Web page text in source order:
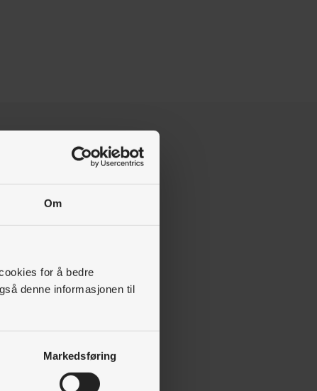
Om
for å bedre
denne informasjonen til
Markedsføring